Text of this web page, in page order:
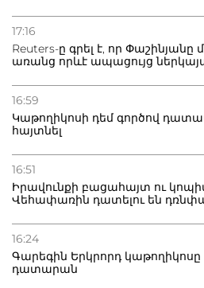
17:16
Reuters-ը գրել է, որ Փաշինյանը
առանց որևէ ապացույց
16:59
Կաթողիկոսի դեմ գործով
հայտնել
16:51
Իրավունքի բացահայտ ու
Վեհափառին դատելու են
16:24
Գարեգին Երկրորդ կաթողիկոսը
դատարան
20.07.2026
Բաքվի բանտից գեներալ
Փաշինյանին